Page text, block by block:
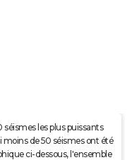
les plus puissants
de 50 séismes ont été
ci-dessous, l'ensemble